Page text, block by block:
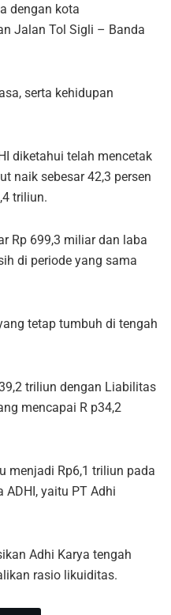
dengan kota
Jalan Tol Sigli – Banda
serta kehidupan
diketahui telah mencetak
naik sebesar 42,3 persen
triliun.
Rp 699,3 miliar dan laba
di periode yang sama
tetap tumbuh di tengah
triliun dengan Liabilitas
mencapai R p34,2
menjadi Rp6,1 triliun pada
yaitu PT Adhi
Adhi Karya tengah
rasio likuiditas.